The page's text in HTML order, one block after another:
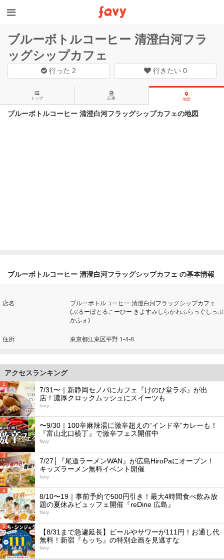
ブルーボトルコーヒー 清澄白河フラ
ッグシップカフェ
行った 2 行きたい 0
トップ 記事 地図
ブルーボトルコーヒー 清澄白河フラッグシップカフェの地図
ブルーボトルコーヒー 清澄白河フラッグシップカフェ の基本情報
店名
ブルーボトルコーヒー 清澄白河フラッグシップカフェ
(ぶるーぼとるこーひー きよすみしらかわふらっぐしっぷ
かふぇ)
住所 東京都江東区平野 1-4-8
アクセスランキング
1
7/31〜｜新静岡セノバにカフェ『けのひ堂ラボ』が出
店！濃厚クロックムッシュにスイーツも
favy
2
〜9/30｜100辛麻辣湯に激辛超えの“インド辛”カレーも！
『富山北口横丁』で激辛フェス開催中
favy
3
7/27│『尾道ラーメンWAN』が広島HiroPaにオープン！
キッズラーメン無料イベント開催
favy
4
8/10〜19｜事前予約で500円引き！最大4時間食べ飲み放
題の夏休みビュッフェ開催『reDine 広島』
favy
5
【8/31まで急遽延長】ビールやサワーが111円！お通し代
無料！新宿『もッち』の特別企画を見逃すな
favy